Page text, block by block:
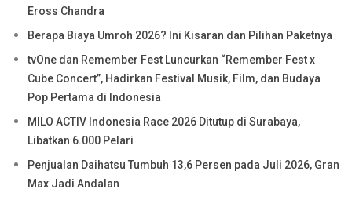
Eross Chandra
Berapa Biaya Umroh 2026? Ini Kisaran dan Pilihan Paketnya
tvOne dan Remember Fest Luncurkan “Remember Fest x
Cube Concert”, Hadirkan Festival Musik, Film, dan Budaya
Pop Pertama di Indonesia
MILO ACTIV Indonesia Race 2026 Ditutup di Surabaya,
Libatkan 6.000 Pelari
Penjualan Daihatsu Tumbuh 13,6 Persen pada Juli 2026, Gran
Max Jadi Andalan